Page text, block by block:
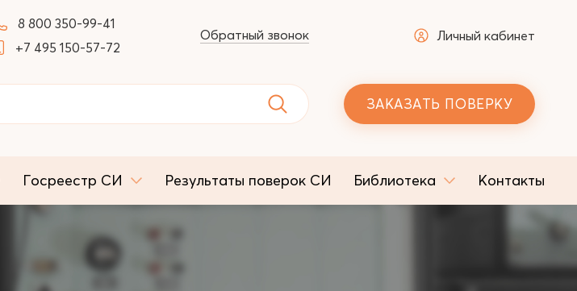
8 800 350-99-41
+7 495 150-57-72
Обратный звонок Личный кабинет
ЗАКАЗАТЬ ПОВЕРКУ
Госреестр СИ Результаты поверок СИ Библиотека Контакты